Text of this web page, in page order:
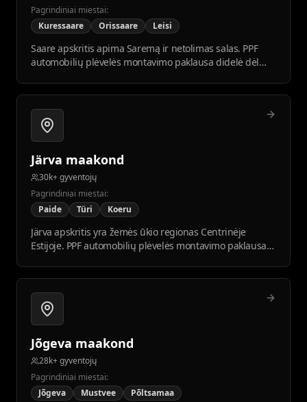
Pagrindiniai miestai:
Kuressaare
Orissaare Leisi
Saare apskritis apima Saremą ir netolimas salas. PPF
automobilių plėvelės montavimo paklausa didelė dėl
Järva maakond
30k+ gyventojų
Pagrindiniai miestai:
Paide
Türi Koeru
Järva apskritis yra žemės ūkio regionas Centrinėje
Estijoje. PPF automobilių plėvelės montavimo paklausa
Jõgeva maakond
28k+ gyventojų
Pagrindiniai miestai:
Jõgeva
Mustvee Põltsamaa